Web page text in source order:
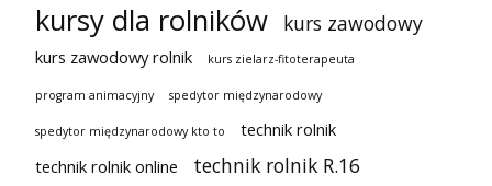
kursy dla rolników kurs zawodowy
kurs zawodowy rolnik kurs zielarz-fitoterapeuta
program animacyjny spedytor międzynarodowy
spedytor międzynarodowy kto to
technik rolnik
technik rolnik online
technik rolnik R.16